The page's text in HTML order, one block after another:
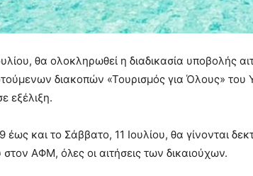
θα ολοκληρωθεί η διαδικασία υποβολής
διακοπών «Τουρισμός για Όλους» του
εξέλιξη.
και το Σάββατο, 11 Ιουλίου, θα γίνονται
ΑΦΜ, όλες οι αιτήσεις των δικαιούχων.